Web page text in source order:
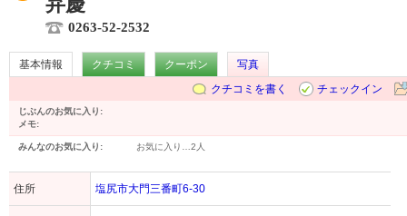
0263-52-2532
基本情報 クチコミ クーポン
写真
クチコミを書く
チェックイン
じぶんのお気に入り:
メモ:
みんなのお気に入り: お気に入り… 2人
住所 塩尻市大門三番町6-30